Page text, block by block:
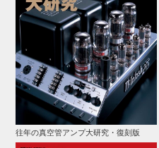
往年の真空管アンプ大研究・復刻版